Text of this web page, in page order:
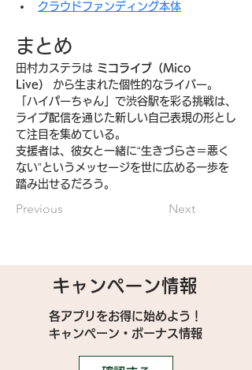
クラウドファンディング本体
まとめ
田村カステラは ミコライブ（Mico
Live）
から生まれた個性的なライバー。
「ハイパーちゃん」で渋谷駅を彩る挑戦は、
ライブ配信を通じた新しい自己表現の形とし
て注目を集めている。
支援者は、彼女と一緒に“生きづらさ＝悪く
ない”というメッセージを世に広める一歩を
踏み出せるだろう。
Previous Next
キャンペーン情報
各アプリをお得に始めよう！
キャンペーン・ボーナス情報